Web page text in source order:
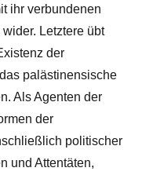
ihr verbundenen
Letztere übt
der
palästinensische
Als Agenten der
der
politischer
und Attentäten,